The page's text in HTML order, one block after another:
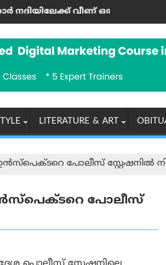
ഒരാള്‍ മരിച്ചു; മൂന്നു പേര്‍ക്ക്
LITERATURE & ART
പോലീസ് സ്റ്റേഷനില്‍
പോലീസ്